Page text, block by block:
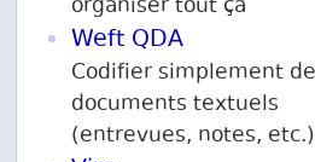
organiser tout ça
Weft QDA
Codifier simplement
documents textuels
(entrevues, notes, etc.)